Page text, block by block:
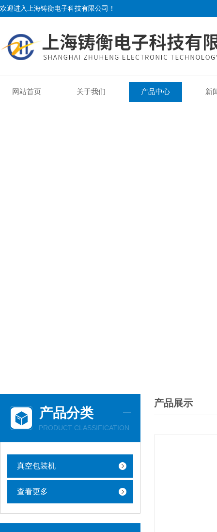
欢迎进入上海铸衡电子科技有限公司！
网站首页 关于我们 产品中心 新
产品分类
PRODUCT CLASSIFICATION
真空包装机
查看更多
产品展示